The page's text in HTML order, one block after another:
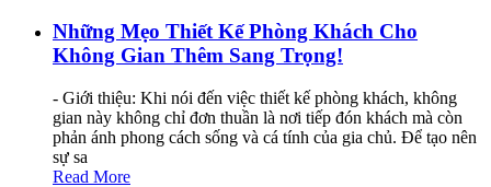
Những Mẹo Thiết Kế Phòng Khách Cho
Không Gian Thêm Sang Trọng!
- Giới thiệu: Khi nói đến việc thiết kế phòng khách, không
gian này không chỉ đơn thuần là nơi tiếp đón khách mà còn
phản ánh phong cách sống và cá tính của gia chủ. Để tạo nên
sự sa
Read More